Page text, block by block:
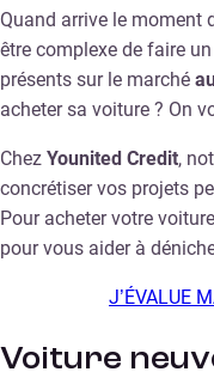
Quand arrive le moment
être complexe de faire
présents sur le marché
acheter sa voiture ? On
Chez Younited Credit,
concrétiser vos projets
Pour acheter votre
pour vous aider à
J’ÉVALUE
Voiture